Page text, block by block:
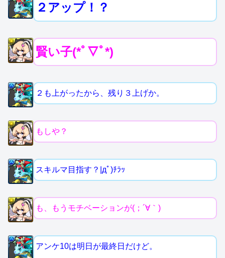
２アップ！？
賢い子(*ﾟ▽ﾟ*)
２も上がったから、残り３上げか。
もしや？
スキルマ目指す？|дﾟ)ﾁﾗｯ
も、もうモチベーションが(；´∀｀)
アンケ10は明日が最終日だけど。